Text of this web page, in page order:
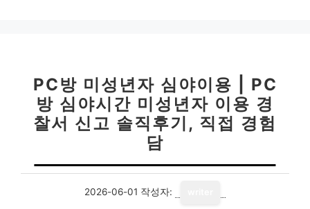
PC방 미성년자 심야이용 | PC
방 심야시간 미성년자 이용 경
찰서 신고 솔직후기, 직접 경험
담
2026-06-01 작성자: